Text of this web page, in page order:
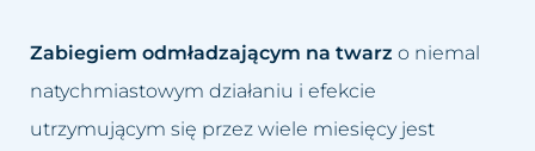
Zabiegiem odmładzającym na twarz o niemal
natychmiastowym działaniu i efekcie
utrzymującym się przez wiele miesięcy jest